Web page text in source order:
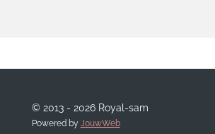
© 2013 - 2026 Royal-sam
Powered by JouwWeb